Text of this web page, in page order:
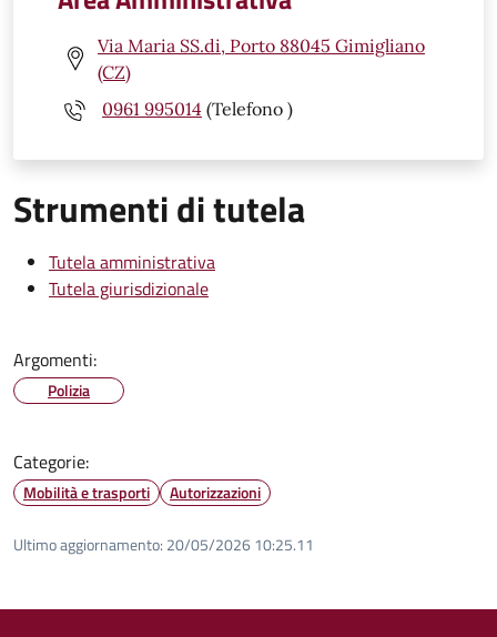
Via Maria SS.di, Porto 88045 Gimigliano
(CZ)
0961 995014 (Telefono )
Strumenti di tutela
Tutela amministrativa
Tutela giurisdizionale
Argomenti:
Polizia
Categorie:
Mobilità e trasporti Autorizzazioni
Ultimo aggiornamento: 20/05/2026 10:25.11